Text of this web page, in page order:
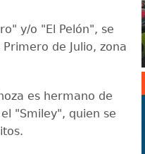
y/o "El Pelón", se
de Julio, zona
es hermano de
"Smiley", quien se